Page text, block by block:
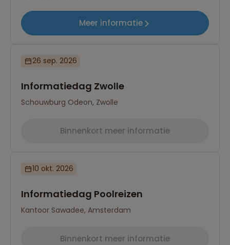
Meer informatie
26 sep. 2026
Informatiedag Zwolle
Schouwburg Odeon, Zwolle
Binnenkort meer informatie
10 okt. 2026
Informatiedag Poolreizen
Kantoor Sawadee, Amsterdam
Binnenkort meer informatie